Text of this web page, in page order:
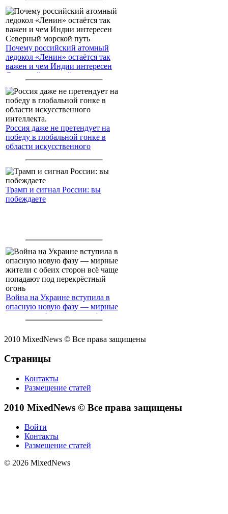
Почему российский атомный
ледокол «Ленин» остаётся так
важен и чем Индии интересен
Северный морской путь
Россия даже не претендует на
победу в глобальной гонке в
области искусственного
Трамп и сигнал России: вы
побеждаете
Война на Украине вступила в
опасную новую фазу — мирные
жители с обеих сторон всё чаще
2010 MixedNews © Все права защищены
Страницы
Контакты
Размещение статей
2010 MixedNews © Все права защищены
Войти
Контакты
Размещение статей
© 2026 MixedNews